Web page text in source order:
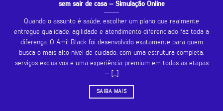
sem sair de casa – Simulação Online
Quando o assunto é saúde, escolher um plano que realmente
entregue qualidade, agilidade e atendimento diferenciado faz toda a
diferença. O Amil Black foi desenvolvido exatamente para quem
busca o mais alto nível de cuidado, com uma estrutura completa,
serviços exclusivos e uma experiência premium em todas as etapas
— [...]
SAIBA MAIS